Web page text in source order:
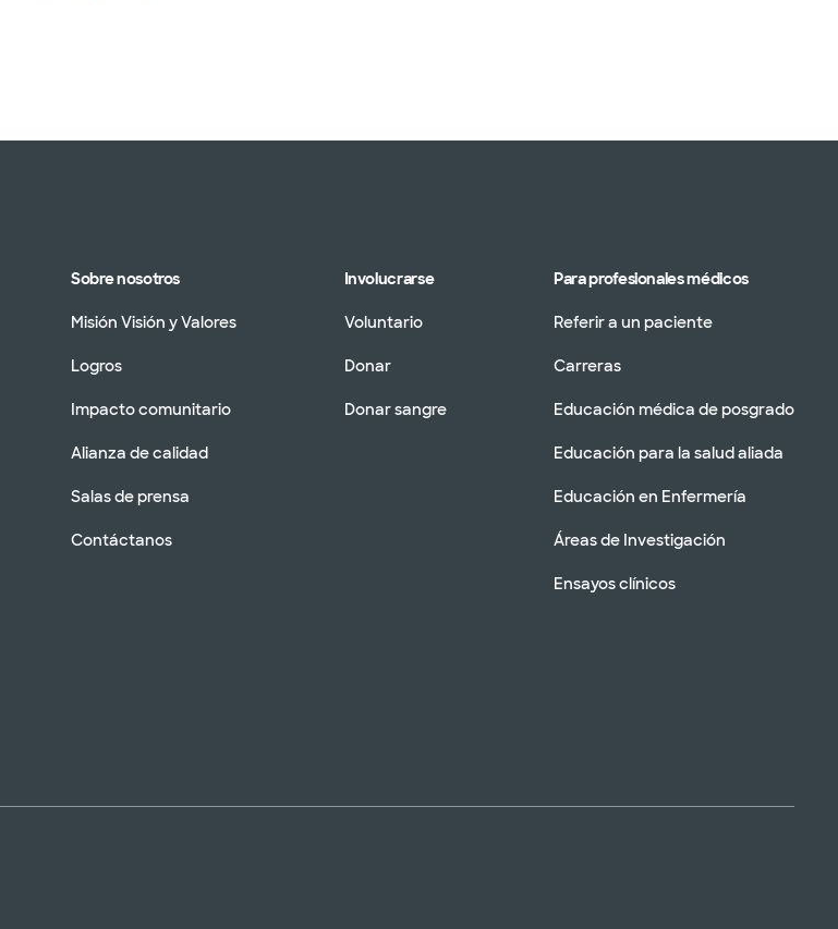
Sobre nosotros
Misión Visión y Valores
Logros
Impacto comunitario
Alianza de calidad
Salas de prensa
Contáctanos
Involucrarse
Voluntario
Donar
Donar sangre
Para profesionales médicos
Referir a un paciente
Carreras
Educación médica de posgrado
Educación para la salud aliada
Educación en Enfermería
Áreas de Investigación
Ensayos clínicos